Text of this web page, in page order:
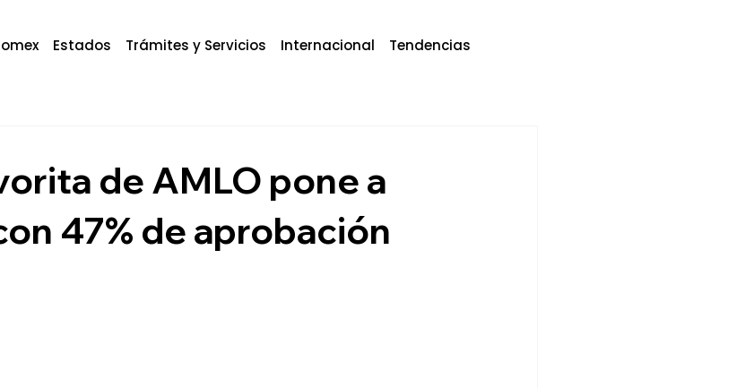
Estados Trámites y Servicios Internacional Tendencias
de AMLO pone a
47% de aprobación